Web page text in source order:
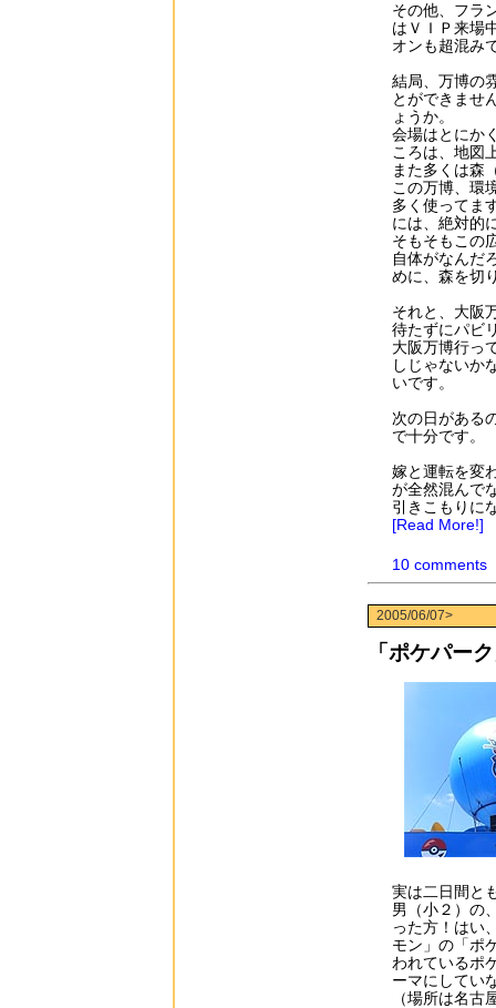
その他、フラ
はＶＩＰ来場
オンも超混み
結局、万博の
とができませ
ょうか。
会場はとにか
ころは、地図
また多くは森
この万博、環
多く使ってま
には、絶対的
そもそもこの
自体がなんだ
めに、森を切
それと、大阪
待たずにパビ
大阪万博行っ
しじゃないか
いです。
次の日がある
で十分です。
嫁と運転を変
が全然混んで
引きこもりに
[Read More!]
10 comments
2005/06/07>
「ポケパー
実は二日間と
男（小２）の
った方！はい
モン」の「ポ
われているポ
ーマにしてい
（場所は名